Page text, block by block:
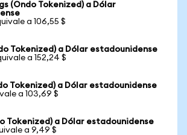
(Ondo Tokenized) a Dólar
a 106,55 $
Tokenized) a Dólar estadounidense
a 152,24 $
Tokenized) a Dólar estadounidense
a 103,69 $
Tokenized) a Dólar estadounidense
a 9,49 $